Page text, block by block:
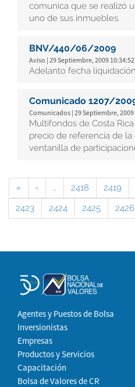
comunica que se realizó
uno de sus inmuebles.
BNV/440/06/2009
Aviso | 29 Septiembre, 2009 10:34:52
Adelanto fecha
Comunicado 1207/
Comunicados | 29 Septiembre, 2009
Multifondos de Costa
precio de referencia de
ventanilla de
« ‹ … 2418 2419
2423
2424 2425 2426
Agentes y Puestos de Bolsa
Inversionistas
Empresas
Productos y Servicios
Capacitación
Bolsa de Valores de CR